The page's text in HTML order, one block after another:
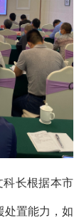
科长根据本市
处置能力，如